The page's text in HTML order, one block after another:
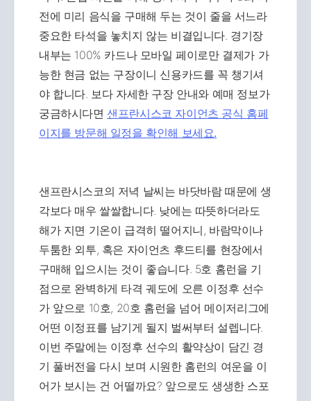
전에 미리 음식을 구매해 두는 것이 줄을 서느라
중요한 타석을 놓치지 않는 비결입니다. 경기장
내부는 100% 카드나 모바일 페이로만 결제가 가
능한 현금 없는 구장이니 신용카드를 꼭 챙기셔
야 합니다. 보다 자세한 구장 안내와 예매 정보가
궁금하시다면샌프란시스코 자이언츠 공식 홈페
이지를 방문해 일정을 확인해 보세요.
샌프란시스코의 저녁 날씨는 바닷바람 때문에 생
각보다 매우 쌀쌀합니다. 낮에는 따뜻하더라도
해가 지면 기온이 급격히 떨어지니, 바람막이나
두툼한 외투, 혹은 자이언츠 후드티를 현장에서
구매해 입으시는 것이 좋습니다. 5호 홈런을 기
점으로 완벽하게 타격 궤도에 오른 이정후 선수
가 앞으로 10호, 20호 홈런을 넘어 메이저리그에
어떤 이정표를 남기게 될지 벌써부터 설렙니다.
이번 주말에는 이정후 선수의 활약상이 담긴 경
기 풀버전을 다시 보며 시원한 홈런의 여운을 이
어가 보시는 건 어떨까요? 앞으로도 생생한 스포